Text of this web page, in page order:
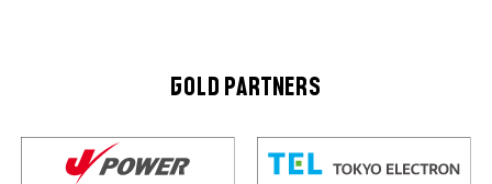
GOLD PARTNERS